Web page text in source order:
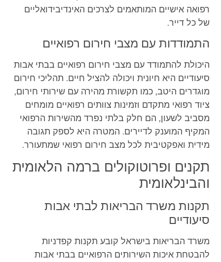
רפואה אישיים המותאמים לצרכים האינדיבידואליים
של כל דייר.
התמודדות עם מצבי חירום רפואיים
היכולת להתמודד עם מצבי חירום רפואיים בבתי אבות
סיעודיים היא חיונית ויכולה להציל חיים. תהליכי חירום
מוגדרים היטב, כמו תקשורת מהירה עם שירותי חירום,
ציוד רפואי מתקדם וזמינות צוותים רפואיים מומחים
מסביב לשעון, הם חלק בלתי נפרד מהשירות הרפואי
המקיף המוענק לדיירים. המטרה היא לספק תגובה
מידית ואפקטיבית לכל מצב חירום רפואי שמתעורר.
תקנים ופרוטוקולים ברמה הלאומית
והבינלאומית
תקנות משרד הבריאות לבתי אבות
סיעודיים
משרד הבריאות בישראל קובע תקנות קפדניות
להבטחת איכות השירותים הרפואיים בבתי אבות